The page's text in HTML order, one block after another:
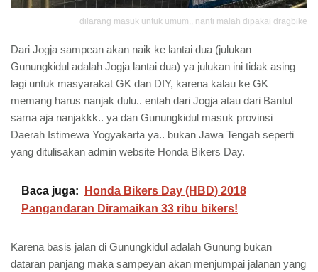
dilarang masuk untuk umum.. nanti malah dipakai dragbike
Dari Jogja sampean akan naik ke lantai dua (julukan
Gunungkidul adalah Jogja lantai dua) ya julukan ini tidak asing
lagi untuk masyarakat GK dan DIY, karena kalau ke GK
memang harus nanjak dulu.. entah dari Jogja atau dari Bantul
sama aja nanjakkk.. ya dan Gunungkidul masuk provinsi
Daerah Istimewa Yogyakarta ya.. bukan Jawa Tengah seperti
yang ditulisakan admin website Honda Bikers Day.
Baca juga:
Honda Bikers Day (HBD) 2018
Pangandaran Diramaikan 33 ribu bikers!
Karena basis jalan di Gunungkidul adalah Gunung bukan
dataran panjang maka sampeyan akan menjumpai jalanan yang